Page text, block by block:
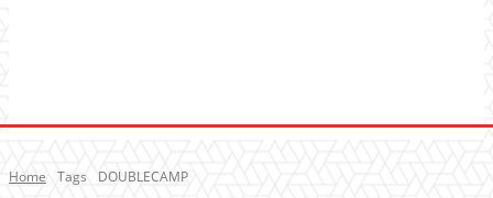
Home Tags DOUBLECAMP